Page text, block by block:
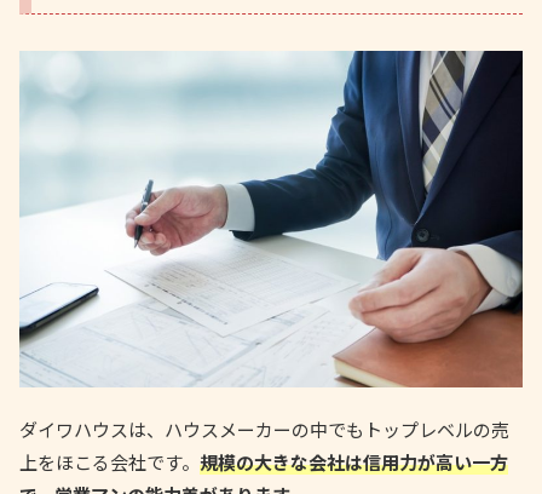
ダイワハウスは、ハウスメーカーの中でもトップレベルの売
上をほこる会社です。 規模の大きな会社は信用力が高い一方